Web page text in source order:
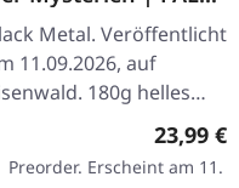
LP
Metal. Veröffentlicht
11.09.2026, auf
180g helles
Standard-Cover mit
Rückwand-Cover
23,99 €
Preorder. Erscheint am 11.